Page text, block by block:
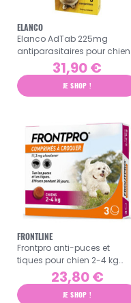
ELANCO
Elanco AdTab 225mg
antiparasitaires pour chien
de 5,5 - 11kg 3 comprimés
31,90 €
JE SHOP !
FRONTLINE
Frontpro anti-puces et
tiques pour chien 2-4 kg
23,80 €
JE SHOP !